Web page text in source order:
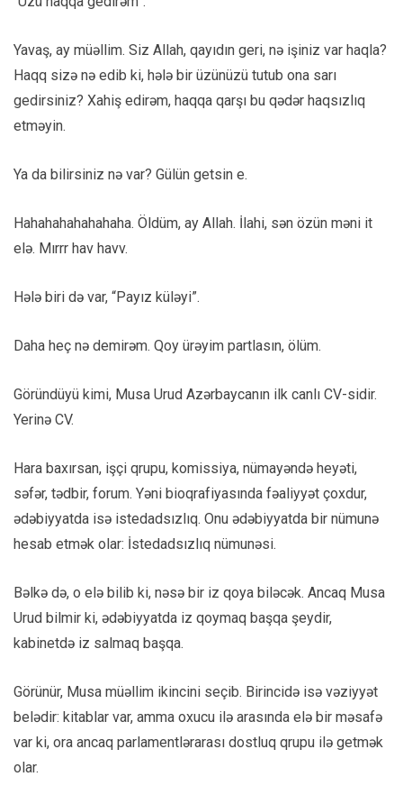
Yavaş, ay müəllim. Siz Allah, qayıdın geri, nə işiniz var haqla?
Haqq sizə nə edib ki, hələ bir üzünüzü tutub ona sarı
gedirsiniz? Xahiş edirəm, haqqa qarşı bu qədər haqsızlıq
etməyin.
Ya da bilirsiniz nə var? Gülün getsin e.
Hahahahahahahaha. Öldüm, ay Allah. İlahi, sən özün məni it
elə. Mırrr hav havv.
Hələ biri də var, “Payız küləyi”.
Daha heç nə demirəm. Qoy ürəyim partlasın, ölüm.
Göründüyü kimi, Musa Urud Azərbaycanın ilk canlı CV-sidir.
Yerinə CV.
Hara baxırsan, işçi qrupu, komissiya, nümayəndə heyəti,
səfər, tədbir, forum. Yəni bioqrafiyasında fəaliyyət çoxdur,
ədəbiyyatda isə istedadsızlıq. Onu ədəbiyyatda bir nümunə
hesab etmək olar: İstedadsızlıq nümunəsi.
Bəlkə də, o elə bilib ki, nəsə bir iz qoya biləcək. Ancaq Musa
Urud bilmir ki, ədəbiyyatda iz qoymaq başqa şeydir,
kabinetdə iz salmaq başqa.
Görünür, Musa müəllim ikincini seçib. Birincidə isə vəziyyət
belədir: kitablar var, amma oxucu ilə arasında elə bir məsafə
var ki, ora ancaq parlamentlərarası dostluq qrupu ilə getmək
olar.